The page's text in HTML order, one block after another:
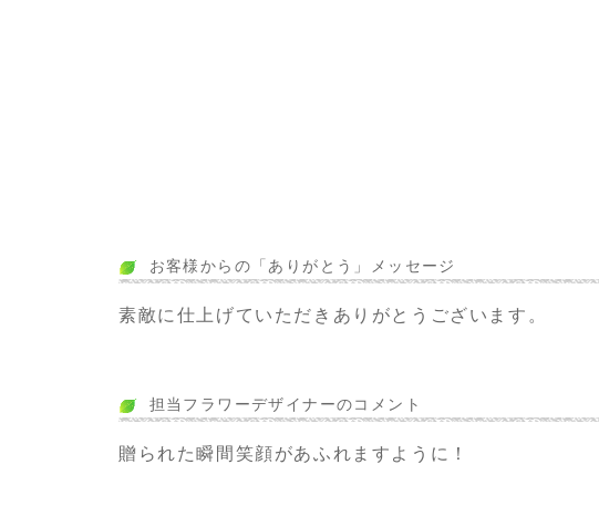
お客様からの「ありがとう」メッセージ
素敵に仕上げていただきありがとうございます。
担当フラワーデザイナーのコメント
贈られた瞬間笑顔があふれますように！